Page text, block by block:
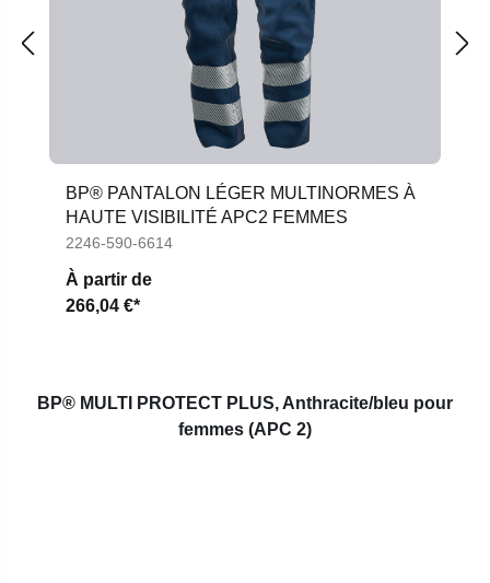
BP® PANTALON LÉGER MULTINORMES À
HAUTE VISIBILITÉ APC2 FEMMES
2246-590-6614
À partir de
266,04 €*
BP® MULTI PROTECT PLUS, Anthracite/bleu pour
femmes (APC 2)